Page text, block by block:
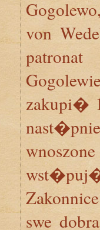
von
zakupi�
swe